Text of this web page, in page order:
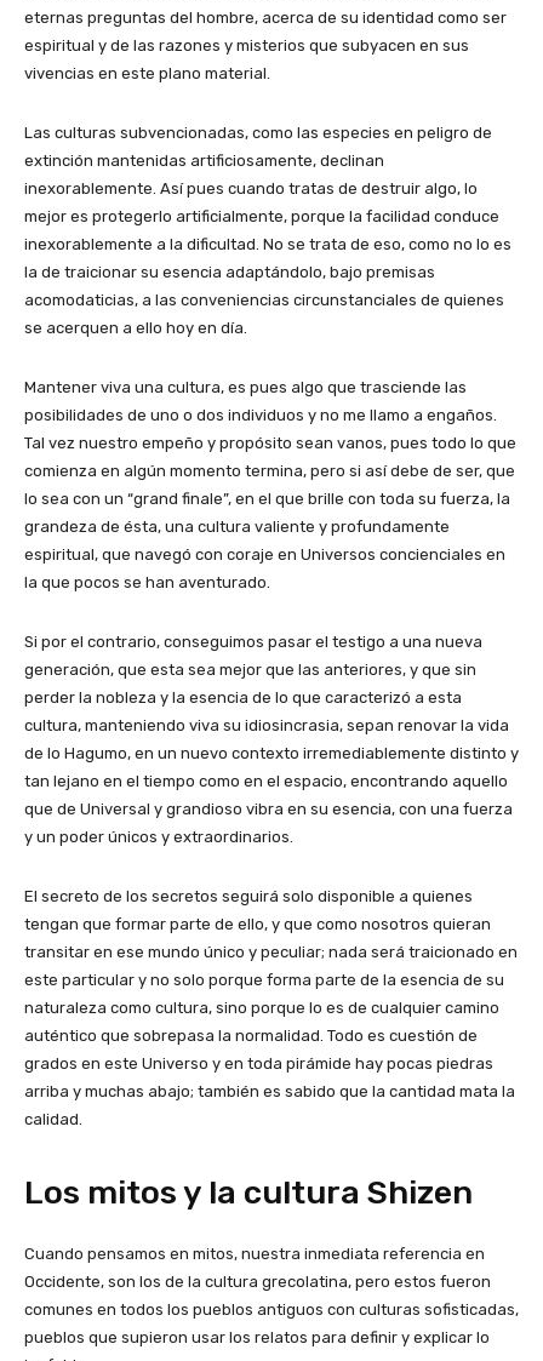
eternas preguntas del hombre, acerca de su identidad como ser
espiritual y de las razones y misterios que subyacen en sus
vivencias en este plano material.
Las culturas subvencionadas, como las especies en peligro de
extinción mantenidas artificiosamente, declinan
inexorablemente. Así pues cuando tratas de destruir algo, lo
mejor es protegerlo artificialmente, porque la facilidad conduce
inexorablemente a la dificultad. No se trata de eso, como no lo es
la de traicionar su esencia adaptándolo, bajo premisas
acomodaticias, a las conveniencias circunstanciales de quienes
se acerquen a ello hoy en día.
Mantener viva una cultura, es pues algo que trasciende las
posibilidades de uno o dos individuos y no me llamo a engaños.
Tal vez nuestro empeño y propósito sean vanos, pues todo lo que
comienza en algún momento termina, pero si así debe de ser, que
lo sea con un “grand finale”, en el que brille con toda su fuerza, la
grandeza de ésta, una cultura valiente y profundamente
espiritual, que navegó con coraje en Universos concienciales en
la que pocos se han aventurado.
Si por el contrario, conseguimos pasar el testigo a una nueva
generación, que esta sea mejor que las anteriores, y que sin
perder la nobleza y la esencia de lo que caracterizó a esta
cultura, manteniendo viva su idiosincrasia, sepan renovar la vida
de lo Hagumo, en un nuevo contexto irremediablemente distinto y
tan lejano en el tiempo como en el espacio, encontrando aquello
que de Universal y grandioso vibra en su esencia, con una fuerza
y un poder únicos y extraordinarios.
El secreto de los secretos seguirá solo disponible a quienes
tengan que formar parte de ello, y que como nosotros quieran
transitar en ese mundo único y peculiar; nada será traicionado en
este particular y no solo porque forma parte de la esencia de su
naturaleza como cultura, sino porque lo es de cualquier camino
auténtico que sobrepasa la normalidad. Todo es cuestión de
grados en este Universo y en toda pirámide hay pocas piedras
arriba y muchas abajo; también es sabido que la cantidad mata la
calidad.
Los mitos y la cultura Shizen
Cuando pensamos en mitos, nuestra inmediata referencia en
Occidente, son los de la cultura grecolatina, pero estos fueron
comunes en todos los pueblos antiguos con culturas sofisticadas,
pueblos que supieron usar los relatos para definir y explicar lo